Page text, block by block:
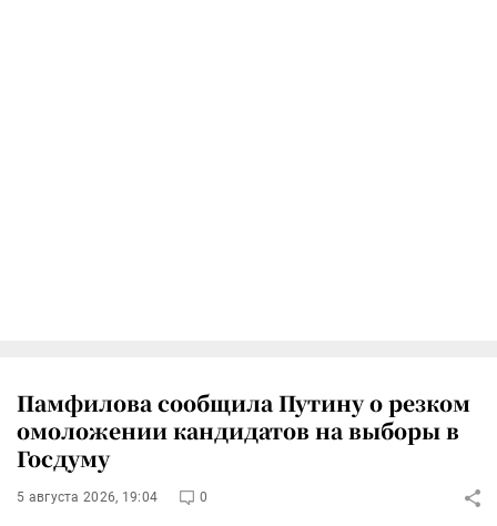
Памфилова сообщила Путину о резком
омоложении кандидатов на выборы в
Госдуму
5 августа 2026, 19:04 0